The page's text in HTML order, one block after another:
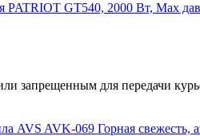
PATRIOT GT540, 2000 Вт, Max
запрещенным для передачи
AVS AVK-069 Горная свежесть,